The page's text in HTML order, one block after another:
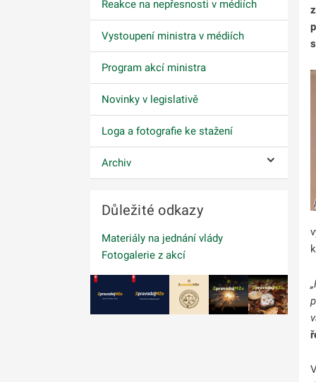
Reakce na nepřesnosti v médiích
Vystoupení ministra v médiích
Program akcí ministra
Novinky v legislativě
Loga a fotografie ke stažení
Archiv Ovládání
Důležité odkazy
Materiály na jednání vlády
Fotogalerie z akcí